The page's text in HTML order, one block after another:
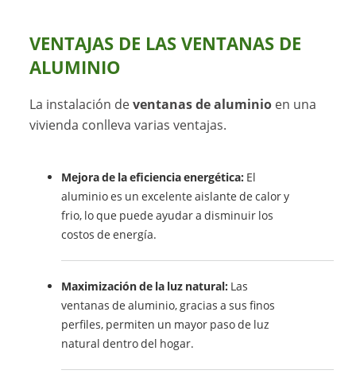
VENTAJAS DE LAS VENTANAS DE
ALUMINIO
La instalación deventanas de aluminio en una
vivienda conlleva varias ventajas.
Mejora de la eficiencia energética: El
aluminio es un excelente aislante de calor y
frio, lo que puede ayudar a disminuir los
costos de energía.
Maximización de la luz natural: Las
ventanas de aluminio, gracias a sus finos
perfiles, permiten un mayor paso de luz
natural dentro del hogar.